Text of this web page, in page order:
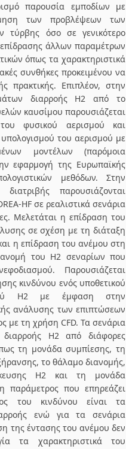
παρουσία εμποδίων με
των προβλέψεων των
τύρβης όσο σε γενικότερο
άλλων παραμέτρων
όπως τα χαρακτηριστικά
συνθήκες προκειμένου να
πρακτικής. Επιπλέον, στην
διαρροής Η2 από το
καυσίμου παρουσιάζεται
φυσικού αερισμού και
υπολογισμού του αερισμού με
μοντέλων (παρόμοια
εφαρμογή της Ευρωπαϊκής
μεθόδων. Στην
παρουσιάζονται
HF σε ρεαλιστικά σενάρια
Μελετάται η επίδραση του
σε σχέση με τη διάταξη
η επίδραση του ανέμου στη
του Η2 σεναρίων που
Παρουσιάζεται
κινδύνου ενός υποθετικού
Η2 με έμφαση στην
ανάλυσης των επιπτώσεων
με τη χρήση CFD. Τα σενάρια
Η2 από διάφορες
τη μονάδα συμπίεσης, τη
το θάλαμο διανομής,
Η2 και τη μονάδα
παράμετρος που επηρεάζει
του κινδύνου είναι τα
ενώ για τα σενάρια
της έντασης του ανέμου δεν
τα χαρακτηριστικά του